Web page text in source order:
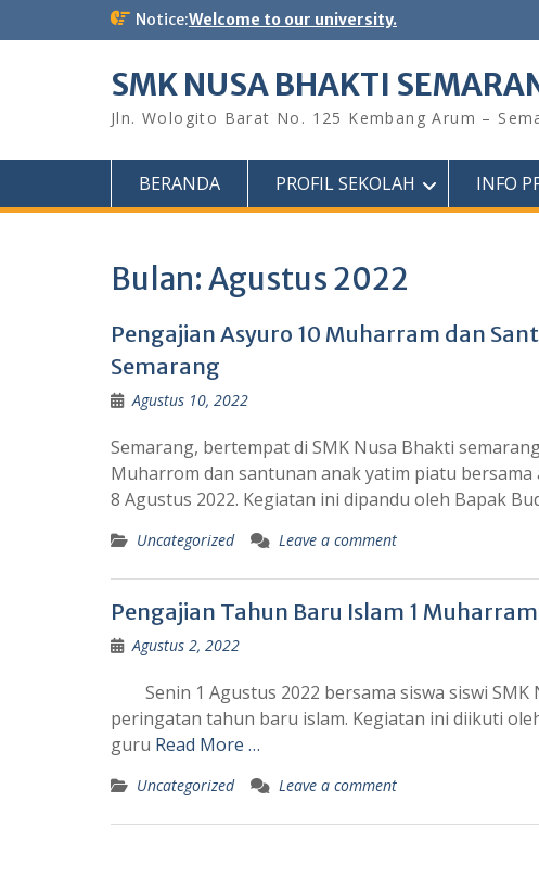
Notice:Welcome to our university.
SMK NUSA BHAKTI
Jln. Wologito Barat No. 125 Kembang Arum –
BERANDA PROFIL SEKOLAH INFO
Bulan:Agustus 2022
Pengajian Asyuro 10 Muharram dan
Semarang
Agustus 10, 2022
Semarang, bertempat di SMK Nusa Bhakti
Muharrom dan santunan anak yatim piatu bersama
8 Agustus 2022. Kegiatan ini dipandu oleh Bapak
Uncategorized Leave a comment
Pengajian Tahun Baru Islam 1
Agustus 2, 2022
Senin 1 Agustus 2022 bersama siswa siswi SMK
peringatan tahun baru islam. Kegiatan ini diikuti oleh
guru Read More …
Uncategorized Leave a comment